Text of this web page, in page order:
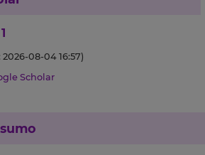
1
08-04 16:57)
Scholar